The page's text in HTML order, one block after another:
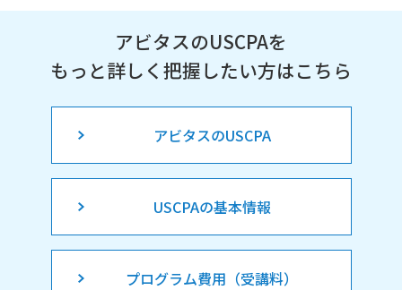
アビタスのUSCPAを
もっと詳しく把握したい方はこちら
アビタスのUSCPA
USCPAの基本情報
プログラム費用（受講料）